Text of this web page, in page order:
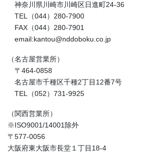
神奈川県川崎市川崎区日進町24-36
TEL（044）280-7900
FAX（044）280-7901
email:kantou@nddoboku.co.jp
（名古屋営業所）
〒464-0858
名古屋市千種区千種2丁目12番7号
TEL（052）731-9925
（関西営業所）
※ISO9001/14001除外
〒577-0056
大阪府東大阪市長堂１丁目18-4